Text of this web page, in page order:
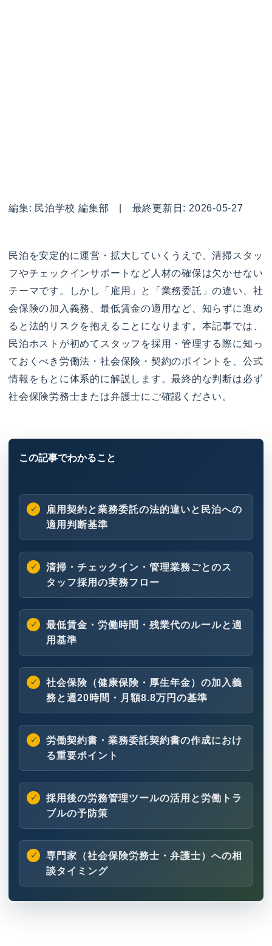
編集: 民泊学校 編集部 | 最終更新日: 2026-05-27
民泊を安定的に運営・拡大していくうえで、清掃スタッ
フやチェックインサポートなど人材の確保は欠かせない
テーマです。しかし「雇用」と「業務委託」の違い、社
会保険の加入義務、最低賃金の適用など、知らずに進め
ると法的リスクを抱えることになります。本記事では、
民泊ホストが初めてスタッフを採用・管理する際に知っ
ておくべき労働法・社会保険・契約のポイントを、公式
情報をもとに体系的に解説します。最終的な判断は必ず
社会保険労務士または弁護士にご確認ください。
雇用契約と業務委託の法的違いと民泊への
適用判断基準
清掃・チェックイン・管理業務ごとのス
タッフ採用の実務フロー
最低賃金・労働時間・残業代のルールと適
用基準
社会保険（健康保険・厚生年金）の加入義
務と週20時間・月額8.8万円の基準
労働契約書・業務委託契約書の作成におけ
る重要ポイント
採用後の労務管理ツールの活用と労働トラ
ブルの予防策
専門家（社会保険労務士・弁護士）への相
談タイミング